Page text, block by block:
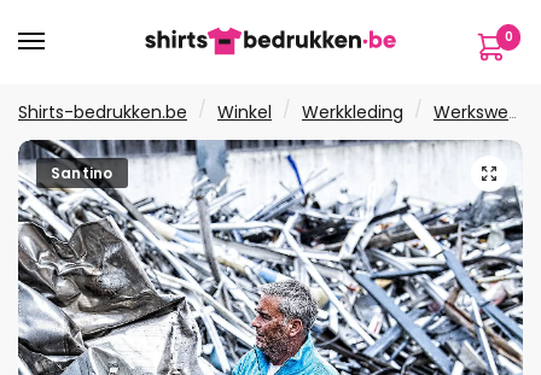
naar
naar
inhoud
0
Shirts-bedrukken.be / Winkel / Werkkleding / Werksweaters
🔍
Santino